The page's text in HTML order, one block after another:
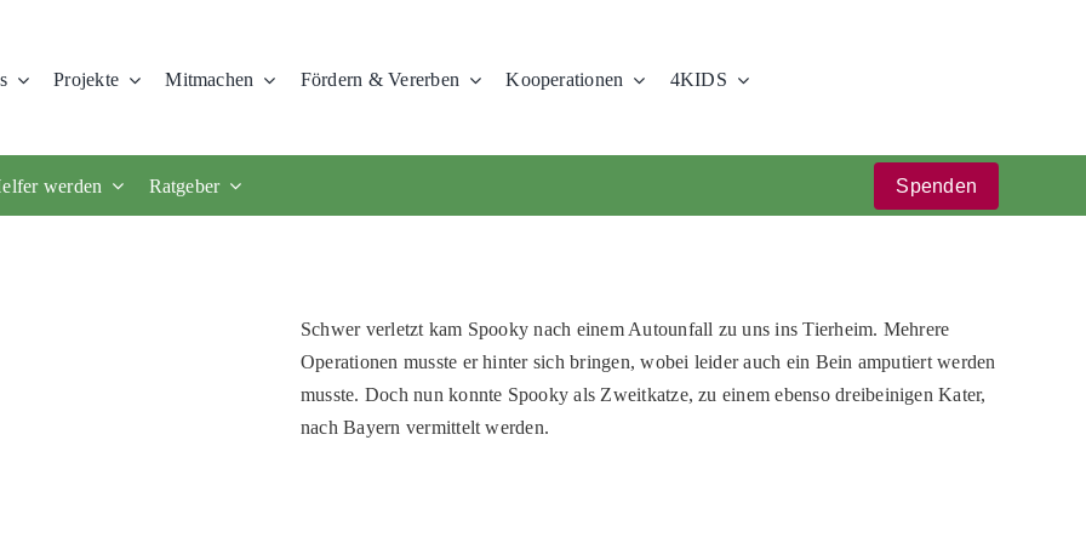
Projekte Mitmachen Fördern & Vererben Kooperationen 4KIDS
werden Ratgeber Spenden
Schwer verletzt kam Spooky nach einem Autounfall zu uns ins Tierheim. Mehrere
Operationen musste er hinter sich bringen, wobei leider auch ein Bein amputiert werden
musste. Doch nun konnte Spooky als Zweitkatze, zu einem ebenso dreibeinigen Kater,
nach Bayern vermittelt werden.